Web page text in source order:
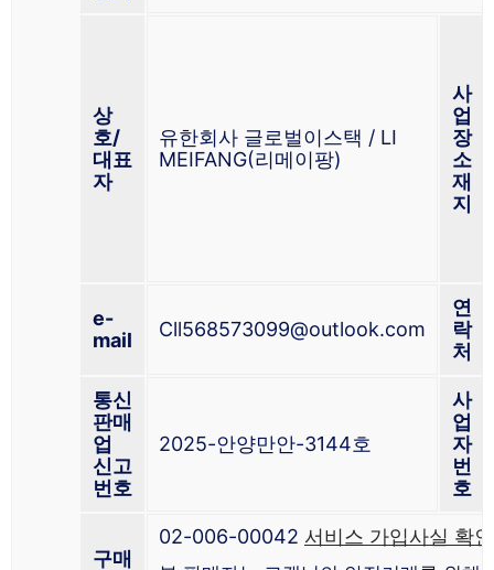
상
호/
대표
자
유한회사 글로벌이스택 / LI
MEIFANG(리메이팡)
사
업
장
소
재
지
e-
mail
Cll568573099@outlook.com
연
락
처
통신
판매
업
신고
번호
2025-안양만안-3144호
사
업
자
번
호
구매
02-006-00042 서비스 가입사실 확